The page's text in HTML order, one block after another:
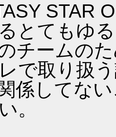
STAR
とてもゆ
チームの
で取り扱
係してな
。